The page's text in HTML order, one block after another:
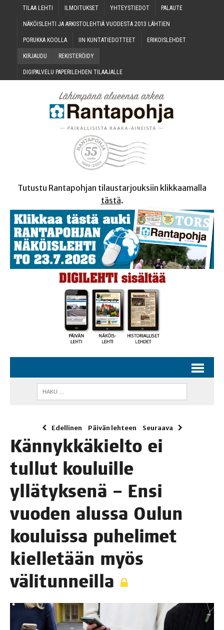
TILAA LEH­TI ILMOI­TUK­SET YHTEYS­TIE­DOT PALAU­TE
NÄKÖIS­LEH­TI JA ARKIS­TO­LEH­TIÄ VUO­DES­TA 2013 LÄHTIEN
PORUK­KA KOOLLA IIN KUN­TA­TIE­DOT­TEET ERI­KOIS­LEH­DET
KIR­JAU­DU REKIS­TE­RÖI­DY
DIGI­PAL­VE­LU PAPE­RI­LEH­DEN TILAAJALLE
Tutustu Rantapohjan tilaustarjouksiin klikkaamalla
tästä.
Edellinen Päivän lehteen Seuraava
Kän­nyk­kä­kiel­to ei
tul­lut kou­luil­le
yllä­tyk­se­nä – Ensi
vuo­den alus­sa Oulun
kou­luis­sa puhe­li­met
kiel­le­tään myös
välitunneilla